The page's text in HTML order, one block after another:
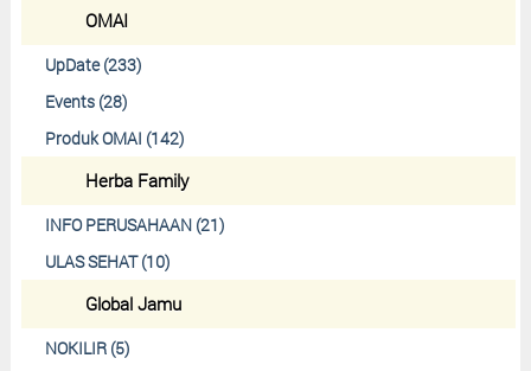
OMAI
UpDate (233)
Events (28)
Produk OMAI (142)
Herba Family
INFO PERUSAHAAN (21)
ULAS SEHAT (10)
Global Jamu
NOKILIR (5)